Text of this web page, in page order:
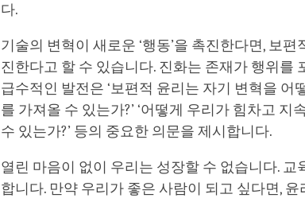
다.
기술의 변혁이 새로운 ‘행동’을 촉진한다면, 보편
진한다고 할 수 있습니다. 진화는 존재가 행위를
급수적인 발전은 ‘보편적 윤리는 자기 변혁을 어
를 가져올 수 있는가?’ ‘어떻게 우리가 힘차고 지
수 있는가?’ 등의 중요한 의문을 제시합니다.
열린 마음이 없이 우리는 성장할 수 없습니다.
합니다. 만약 우리가 좋은 사람이 되고 싶다면,